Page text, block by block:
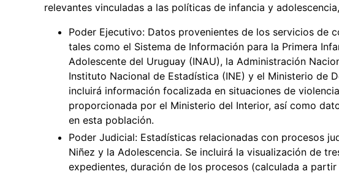
relevantes vinculadas a las políticas de infancia y
Poder Ejecutivo: Datos provenientes de los servicios de
tales como el Sistema de Información para la Primera
Adolescente del Uruguay (INAU), la Administración
Instituto Nacional de Estadística (INE) y el Ministerio de
incluirá información focalizada en situaciones de
proporcionada por el Ministerio del Interior, así como
en esta población.
Poder Judicial: Estadísticas relacionadas con procesos
Niñez y la Adolescencia. Se incluirá la visualización de
expedientes, duración de los procesos (calculada a